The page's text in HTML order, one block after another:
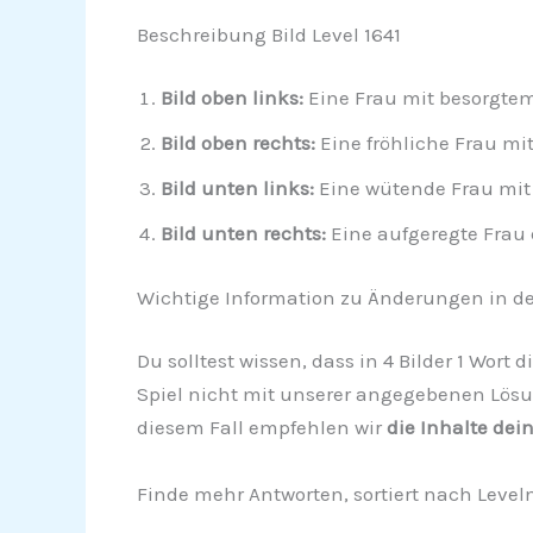
Beschreibung Bild Level 1641
Bild oben links:Eine Frau mit
Bild oben rechts:Eine fröhliche Frau
Bild unten links:Eine wütende Frau
Bild unten rechts:Eine aufgeregte
Wichtige Information zu Änderungen in
Du solltest wissen, dass in 4 Bilder 1
Spiel nicht mit unserer angegebenen
diesem Fall empfehlen wir die Inhalte
Finde mehr Antworten, sortiert nach